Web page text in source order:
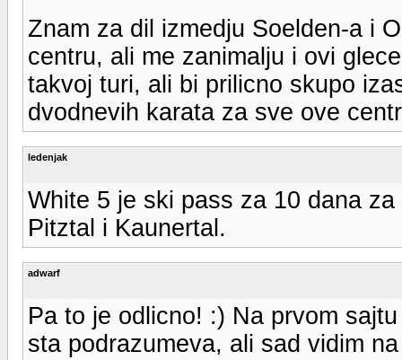
Znam za dil izmedju Soelden-a i
centru, ali me zanimalju i ovi
takvoj turi, ali bi prilicno skupo
dvodnevih karata za sve ove
ledenjak
White 5 je ski pass za 10 dana
Pitztal i Kaunertal.
adwarf
Pa to je odlicno! :) Na prvom
sta podrazumeva, ali sad vidim